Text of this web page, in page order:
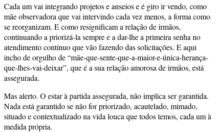
Cada um vai integrando projetos e anseios e é giro ir vendo, como
mãe observadora que vai intervindo cada vez menos, a forma como
se reorganizam. E como resignificam a relação de irmãos,
continuando a priorizá-la sempre e a dar-lhe a primeira senha no
atendimento contínuo que vão fazendo das solicitações. E aqui
incho de orgulho de “mãe-que-sente-que-a-maior-e-única-herança-
que-lhes-vai-deixar”, que é a sua relação amorosa de irmãos, está
assegurada.
Mas alerto. O estar à partida assegurada, não implica ser garantida.
Nada está garantido se não for priorizado, acautelado, mimado,
situado e contextualizado na vida louca que todos temos, cada um à
medida própria.